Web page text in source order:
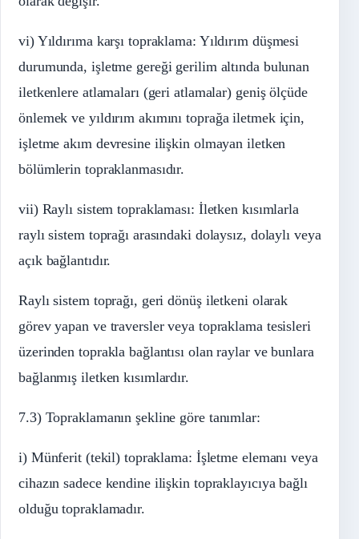
vi) Yıldırıma karşı topraklama: Yıldırım düşmesi
durumunda, işletme gereği gerilim altında bulunan
iletkenlere atlamaları (geri atlamalar) geniş ölçüde
önlemek ve yıldırım akımını toprağa iletmek için,
işletme akım devresine ilişkin olmayan iletken
bölümlerin topraklanmasıdır.
vii) Raylı sistem topraklaması: İletken kısımlarla
raylı sistem toprağı arasındaki dolaysız, dolaylı veya
açık bağlantıdır.
Raylı sistem toprağı, geri dönüş iletkeni olarak
görev yapan ve traversler veya topraklama tesisleri
üzerinden toprakla bağlantısı olan raylar ve bunlara
bağlanmış iletken kısımlardır.
7.3) Topraklamanın şekline göre tanımlar:
i) Münferit (tekil) topraklama: İşletme elemanı veya
cihazın sadece kendine ilişkin topraklayıcıya bağlı
olduğu topraklamadır.